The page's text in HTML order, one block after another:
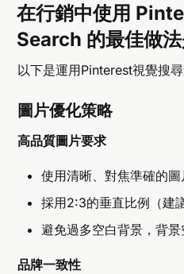
在行銷中使用
Search 的最佳做法
以下是運用Pinterest視覺搜
圖片優化策略
高品質圖片要求
使用清晰、對焦準確的圖
採用2:3的垂直比例（建
避免過多空白背景，背
品牌一致性